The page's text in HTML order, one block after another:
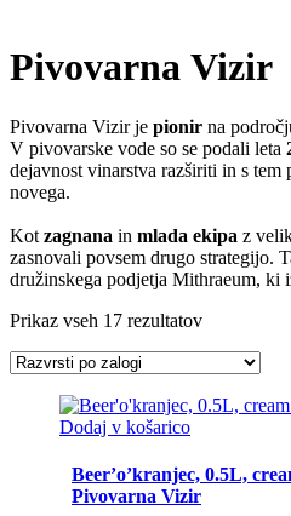
Pivovarna Vizir
Pivovarna Vizir je pionir na
V pivovarske vode so se podali leta
dejavnost vinarstva razširiti in s
novega.
Kot zagnana in mlada ekipa z
zasnovali povsem drugo strategijo.
družinskega podjetja Mithraeum, ki
jima je olajšalo marsikatero začetno
uspešneje prišli do želenih rezultatov.
V lastni pivovarni sedaj varijozelo
dopolnjenestile piva. Proizvajajo
Prikaz vseh 17 rezultatov
Dodaj v košarico
Beer’o’kranjec, 0.5L,
Pivovarna Vizir